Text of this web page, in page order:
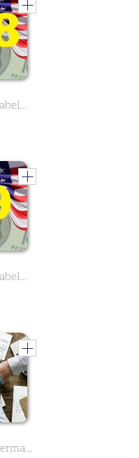
In diesem Vokabelmonster lernst du 3900 englische Vokabeln rund um das Thema Business und Geschäftsleben - Buchstabe W,X,Y,Z - Teil 38
In diesem Vokabelmonster lernst du 3900 englische Vokabeln rund um das Thema Business und Geschäftsleben - Buchstabe W,X,Y,Z - Teil 39
Learn 3900 German vocabulary about business. English meaning is in alphabetical order. - Letter A - Part 3